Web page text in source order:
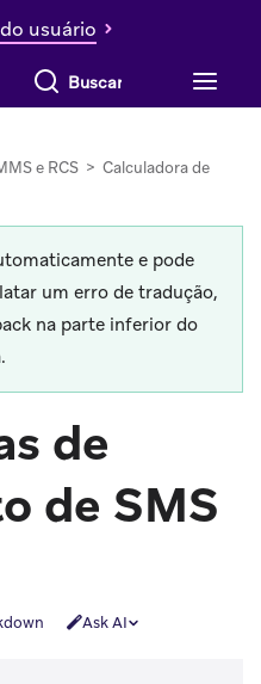
usuário
Buscar tudo
e RCS > Calculadora de
e pode
um erro de tradução,
na parte inferior do
de
de SMS
Ask AI